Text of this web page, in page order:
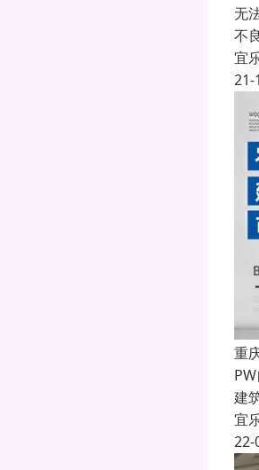
无
不
宜
21-
重
建
宜
22-